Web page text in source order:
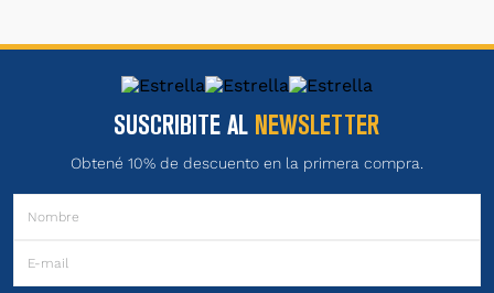
SUSCRIBITE AL NEWSLETTER
Obtené 10% de descuento en la primera compra.